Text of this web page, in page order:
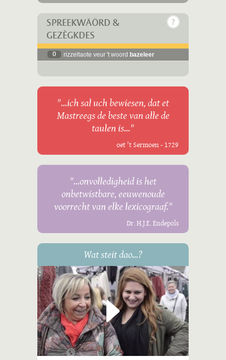
SPREEKWÄÖRD &
GEZÈGKDES
0 rizzeltaote veur 't woord bazeleer
"...ich sal uch bewiesen, dat et
Mastreegs de beste van alle de
taulen is..."
oet 't Sermoen - 1729
"...onvolledigheid is het
onbetwistbare, eeuwenoude
voorrecht van elke lexicograaf."
Dr. H.J.E. Endepols
Wat steit dao...?